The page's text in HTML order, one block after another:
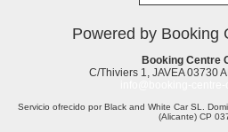
Powered by Booking
Booking Centre
C/Thiviers 1, JAVEA 03730
Servicio ofrecido por Black and White Car SL.
(Alicante) CP